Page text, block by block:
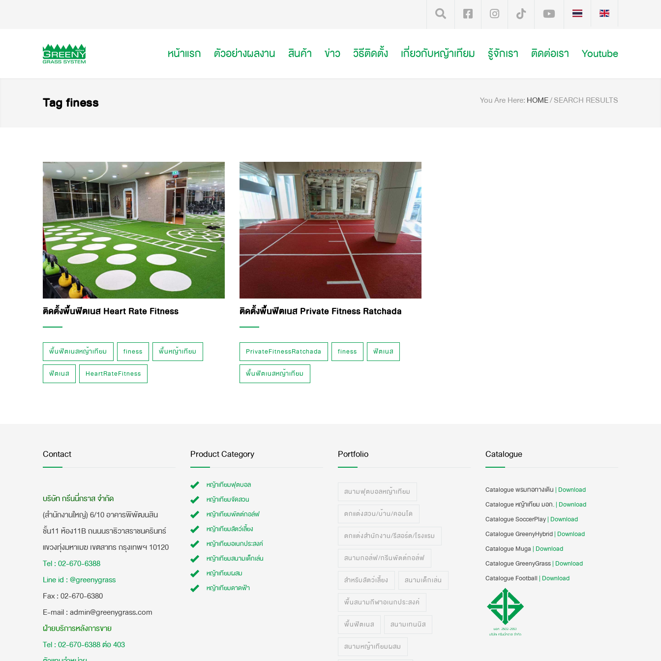
หน้าแรก ตัวอย่างผลงาน สินค้า ข่าว วิธีติดตั้ง เกี่ยวกับหญ้าเทียม รู้จักเรา ติดต่อเรา Youtube
Tag finess You Are Here: HOME/SEARCH RESULTS
ติดตั้งพื้นฟิตเนส Heart Rate Fitness
พื้นฟิตเนสหญ้าเทียม finess พื้นหญ้าเทียม
ฟิตเนส HeartRateFitness
ติดตั้งพื้นฟิตเนส Private Fitness Ratchada
PrivateFitnessRatchada finess ฟิตเนส
พื้นฟิตเนสหญ้าเทียม
Contact
บริษัท กรีนนี่กราส จำกัด
(สำนักงานใหญ่) 6/10 อาคารพิพัฒนสิน
ชั้น11 ห้อง11B ถนนนราธิวาสราชนครินทร์
แขวงทุ่งมหาเมฆ เขตสาทร กรุงเทพฯ 10120
Tel : 02-670-6388
Line id : @greenygrass
​Fax : 02-670-6380
E-mail : admin@greenygrass.com
ฝ่ายบริการหลังการขาย
Tel : 02-670-6388 ต่อ 403
Product Category
หญ้าเทียมฟุตบอล
หญ้าเทียมจัดสวน
หญ้าเทียมพัตต์กอล์ฟ
หญ้าเทียมสัตว์เลี้ยง
หญ้าเทียมอเนกประสงค์
หญ้าเทียมสนามเด็กเล่น
หญ้าเทียมผสม
หญ้าเทียมดาดฟ้า
Portfolio
สนามฟุตบอลหญ้าเทียม
ตกแต่งสวน/บ้าน/คอนโด
ตกแต่งสำนักงาน/รีสอร์ต/โรงแรม
สนามกอล์ฟ/กรีนพัตต์กอล์ฟ
สำหรับสัตว์เลี้ยง สนามเด็กเล่น
พื้นสนามกีฬาอเนกประสงค์
พื้นฟิตเนส สนามเทนนิส
สนามหญ้าเทียมผสม
Catalogue
Catalogue พรมทอทางเดิน | Download
Catalogue หญ้าเทียม มอก.| Download
Catalogue SoccerPlay| Download
Catalogue GreenyHybrid| Download
Catalogue Muga | Download
Catalogue GreenyGrass| Download
Catalogue Football | Download